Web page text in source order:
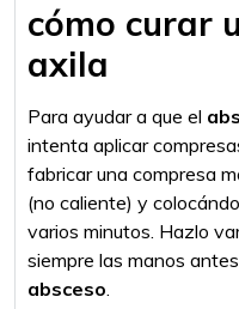
cómo curar
axila
Para ayudar a que el
intenta aplicar
fabricar una compresa
(no caliente) y
varios minutos. Hazlo
siempre las manos
absceso.